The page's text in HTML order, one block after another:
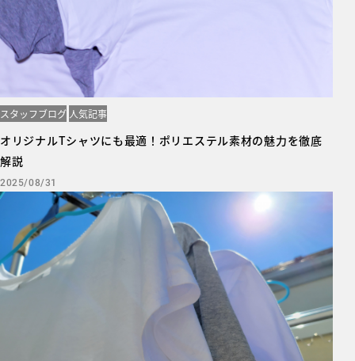
スタッフブログ 人気記事
オリジナルTシャツにも最適！ポリエステル素材の魅力を徹底
解説
2025/08/31